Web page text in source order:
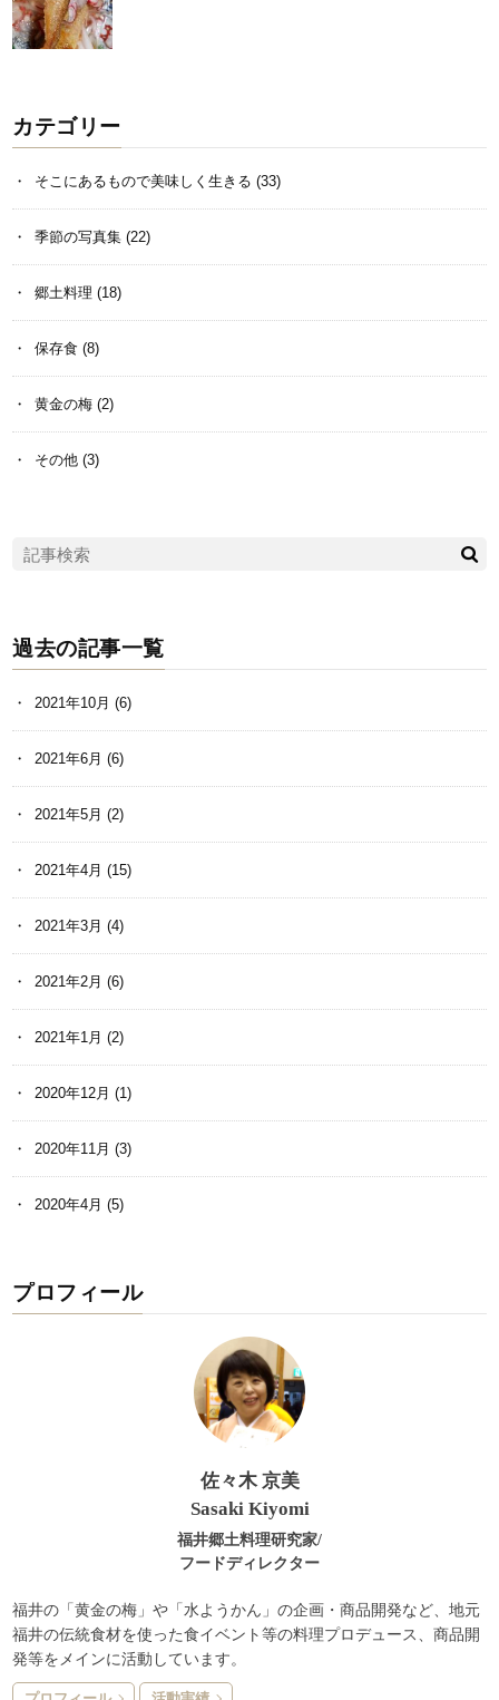
カテゴリー
そこにあるもので美味しく生きる (33)
季節の写真集 (22)
郷土料理 (18)
保存食 (8)
黄金の梅 (2)
その他 (3)
過去の記事一覧
2021年10月 (6)
2021年6月 (6)
2021年5月 (2)
2021年4月 (15)
2021年3月 (4)
2021年2月 (6)
2021年1月 (2)
2020年12月 (1)
2020年11月 (3)
2020年4月 (5)
プロフィール
佐々木 京美
Sasaki Kiyomi
福井郷土料理研究家/
フードディレクター
福井の「黄金の梅」や「水ようかん」の企画・商品開発など、地元
福井の伝統食材を使った食イベント等の料理プロデュース、商品開
発等をメインに活動しています。